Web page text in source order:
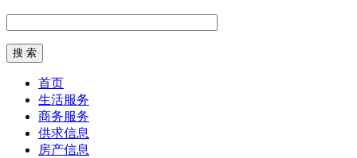
首页
生活服务
商务服务
供求信息
房产信息